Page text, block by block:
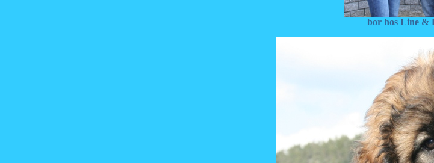
bor hos Line &